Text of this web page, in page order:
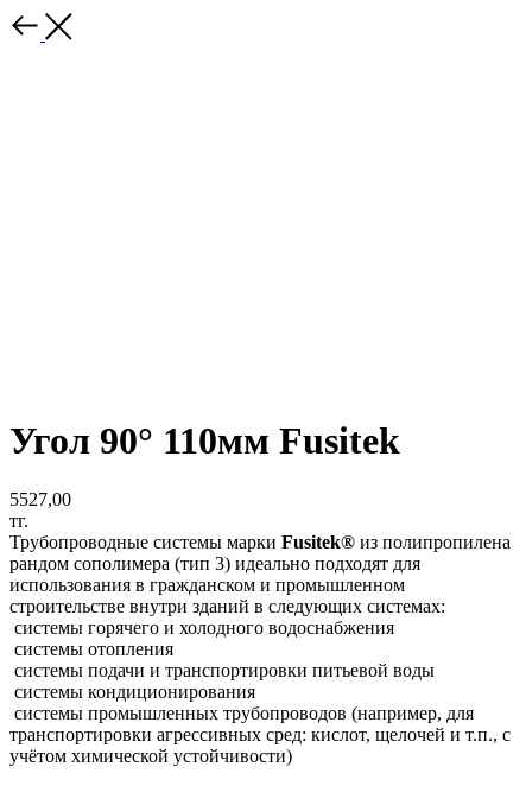
Угол 90° 110мм Fusitek
5527,00
тг.
Трубопроводные системы марки Fusitek® из полипропилена
рандом сополимера (тип 3) идеально подходят для
использования в гражданском и промышленном
строительстве внутри зданий в следующих системах:
системы горячего и холодного водоснабжения
системы отопления
системы подачи и транспортировки питьевой воды
системы кондиционирования
системы промышленных трубопроводов (например, для
транспортировки агрессивных сред: кислот, щелочей и т.п., с
учётом химической устойчивости)